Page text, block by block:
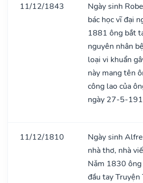
11/12/1843
Ngày sinh
bác học vĩ đại
1881 ông bắt
nguyên nhân
loại vi khuẩn
này mang tên
công lao của
ngày 27-5-
11/12/1810
Ngày sinh
nhà thơ, nhà
Nǎm 1830
đầu tay Truyện